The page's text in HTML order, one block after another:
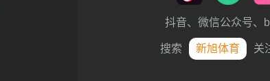
抖音、微信公众号、
搜索 新旭体育 关